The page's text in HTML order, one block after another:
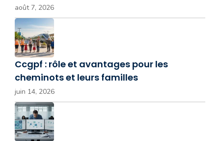
août 7, 2026
Ccgpf : rôle et avantages pour les
cheminots et leurs familles
juin 14, 2026